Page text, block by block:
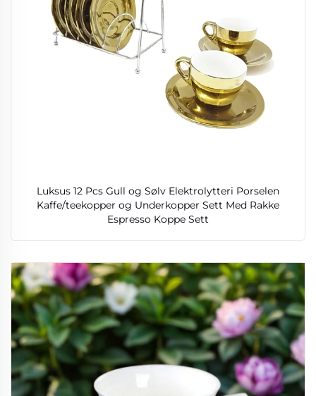
Luksus 12 Pcs Gull og Sølv Elektrolytteri Porselen
Kaffe/teekopper og Underkopper Sett Med Rakke
Espresso Koppe Sett